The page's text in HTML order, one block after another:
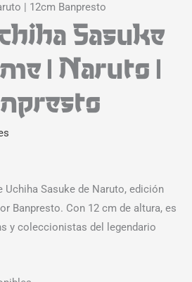
| 12cm Banpresto
Sasuke
| Naruto |
Uchiha Sasuke de Naruto, edición
Banpresto. Con 12 cm de altura, es
y coleccionistas del legendario